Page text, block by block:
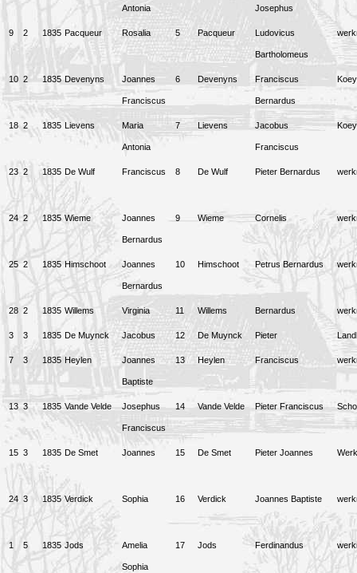
Antonia Josephus
9 2 1835 Pacqueur Rosalia 5 Pacqueur Ludovicus
Bartholomeus
10 2 1835 Devenyns Joannes
Franciscus
6 Devenyns Franciscus
Bernardus
18 2 1835 Lievens Maria
Antonia
7 Lievens Jacobus
Franciscus
23 2 1835 De Wulf Franciscus 8 De Wulf Pieter Bernardus
24 2 1835 Wieme Joannes
Bernardus
9 Wieme Cornelis
25 2 1835 Himschoot Joannes
Bernardus
10 Himschoot Petrus Bernardus
28 2 1835 Willems Virginia 11 Willems Bernardus
3 3 1835 De Muynck Jacobus 12 De Muynck Pieter
7 3 1835 Heylen Joannes
Baptiste
13 Heylen Franciscus
13 3 1835 Vande Velde Josephus
Franciscus
14 Vande Velde Pieter Franciscus
15 3 1835 De Smet Joannes 15 De Smet Pieter Joannes
24 3 1835 Verdick Sophia 16 Verdick Joannes Baptiste
1 5 1835 Jods Amelia
Sophia
17 Jods Ferdinandus